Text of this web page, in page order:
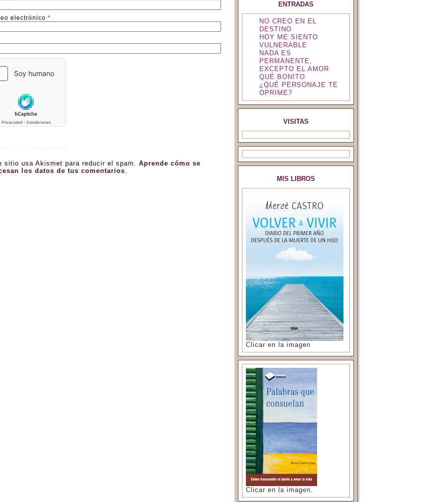
electrónico *
sitio usa Akismet para reducir el spam. Aprende cómo se
los datos de tus comentarios.
ENTRADAS
NO CREO EN EL
DESTINO
HOY ME SIENTO
VULNERABLE
NADA ES
PERMANENTE,
EXCEPTO EL AMOR
QUÉ BONITO
¿QUÉ PERSONAJE TE
OPRIME?
VISITAS
MIS LIBROS
Clicar en la imagen
Clicar en la imagen.